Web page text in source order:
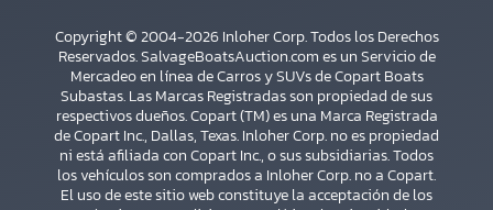
×
Copyright © 2004-2026 Inloher Corp. Todos los Derechos
Reservados. SalvageBoatsAuction.com es un Servicio de
Mercadeo en línea de Carros y SUVs de Copart Boats
Subastas. Las Marcas Registradas son propiedad de sus
respectivos dueños. Copart (TM) es una Marca Registrada
de Copart Inc., Dallas, Texas. Inloher Corp. no es propiedad
ni está afiliada con Copart Inc., o sus subsidiarias. Todos
los vehículos son comprados a Inloher Corp. no a Copart.
El uso de este sitio web constituye la acceptación de los